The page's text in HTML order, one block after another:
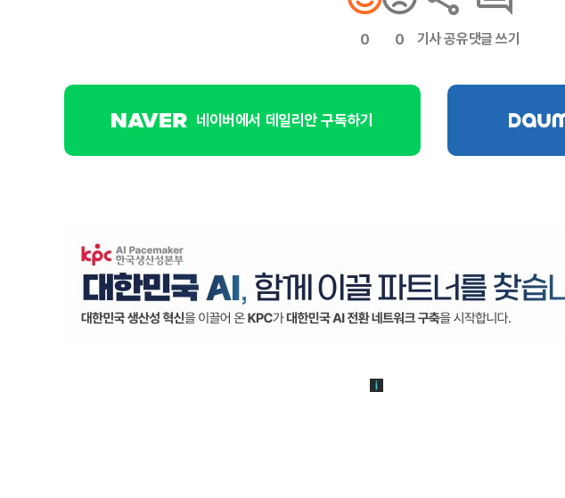
0 0 기사 공유댓글 쓰기
네이버에서 데일리안 구독하기